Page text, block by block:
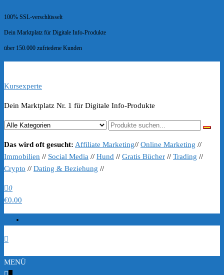
100% SSL-verschlüsselt
Dein Marktplatz für Digitale Info-Produkte
über 150.000 zufriedene Kunden
Kursexperte
Dein Marktplatz Nr. 1 für Digitale Info-Produkte
Das wird oft gesucht: Affiliate Marketing// Online Marketing //
Immobilien // Social Media // Hund // Gratis Bücher // Trading //
Crypto // Dating & Beziehung //
0
€0.00
MENÜ